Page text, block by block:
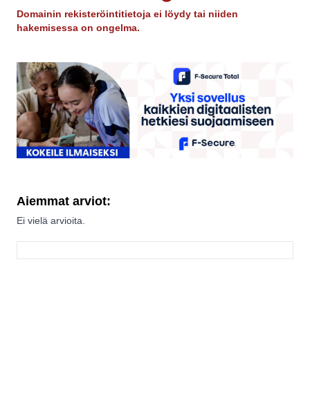
Domainin rekisteröintitietoja ei löydy tai niiden
hakemisessa on ongelma.
Aiemmat arviot:
Ei vielä arvioita.